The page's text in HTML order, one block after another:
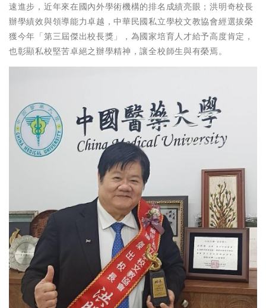
速進步，近年來在國內外學術機構的排名成績亮眼；洪明奇校長
辦學績效與領導能力卓越，中華民國私立學校文教協會經選拔榮
獲今年「第三屆傑出校長獎」，為國家培育人才給予高度肯定，
也彰顯私校堅苦卓絕之辦學精神，讓全校師生與有榮焉。